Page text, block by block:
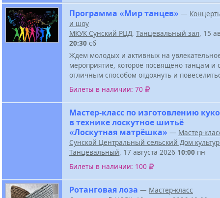
Программа «Мир танцев» —
и шоу
МКУК Сунский РЦД, Танцевальный зал, 15
20:30 сб
Ждем молодых и активных на
мероприятие, которое посвящено танцам и
отличным способом отдохнуть и
Билеты в наличии: 70
Мастер-класс по изготовлению
в технике лоскутное шитьё
«Лоскутная матрёшка» — Мастер-
Сунской Центральный сельский Дом
Танцевальный, 17 августа 2026 10:00 пн
Билеты в наличии: 100
Ротанговая лоза — Мастер-класс